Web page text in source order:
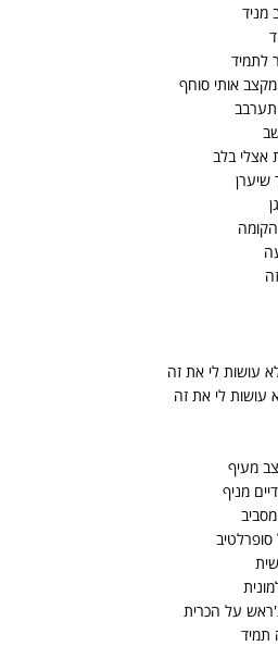
מניד
לתמיד
אותי סוחף
אצלי בלב
שיערן
עושות לי את זה
עושות לי את זה
מעיף
מניף
על הכרית
תמיד